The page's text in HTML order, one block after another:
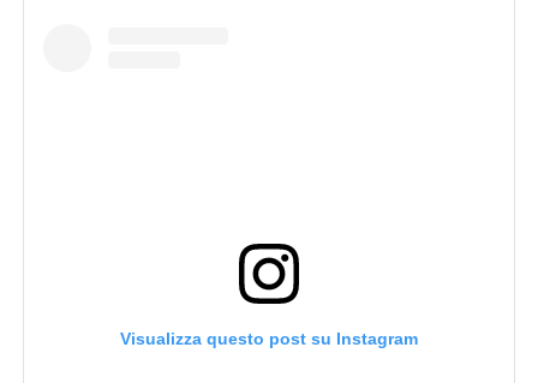
Visualizza questo post su Instagram